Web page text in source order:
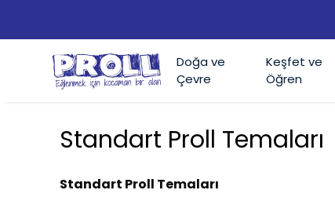
Doğa ve
Çevre
Keşfet ve
Öğren
Standart Proll Temaları
Standart Proll Temaları